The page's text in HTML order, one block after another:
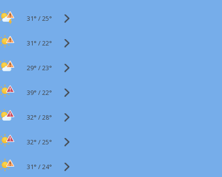
31° /25°
31° /22°
29° /23°
39° /22°
32° /28°
32° /25°
31° /24°